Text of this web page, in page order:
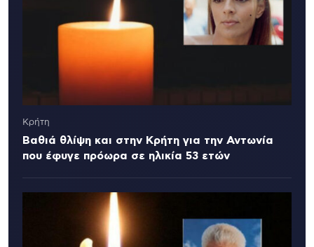
Κρήτη
Βαθιά θλίψη και στην Κρήτη για την Αντωνία
που έφυγε πρόωρα σε ηλικία 53 ετών